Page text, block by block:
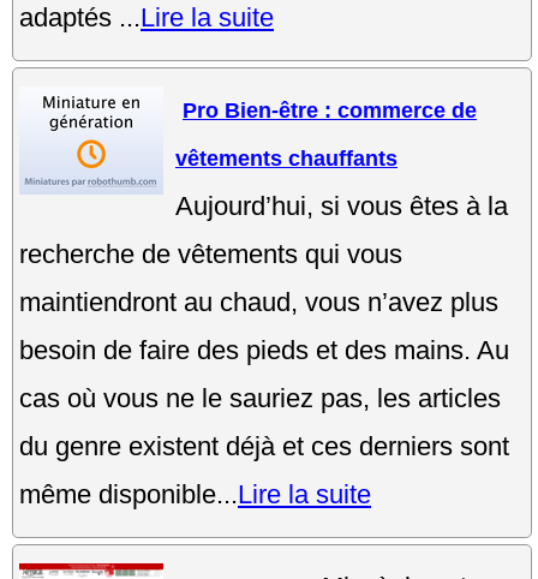
adaptés ...Lire la suite
Pro Bien-être : commerce de
vêtements chauffants
Aujourd’hui, si vous êtes à la
recherche de vêtements qui vous
maintiendront au chaud, vous n’avez plus
besoin de faire des pieds et des mains. Au
cas où vous ne le sauriez pas, les articles
du genre existent déjà et ces derniers sont
même disponible...Lire la suite